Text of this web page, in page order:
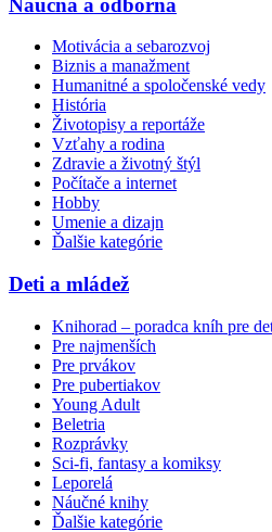
Motivácia a sebarozvoj
Biznis a manažment
Humanitné a spoločenské vedy
História
Životopisy a reportáže
Vzťahy a rodina
Zdravie a životný štýl
Počítače a internet
Hobby
Umenie a dizajn
Ďalšie kategórie
Deti a mládež
Knihorad – poradca kníh pre
Pre najmenších
Pre prvákov
Pre pubertiakov
Young Adult
Beletria
Rozprávky
Sci-fi, fantasy a komiksy
Leporelá
Náučné knihy
Ďalšie kategórie